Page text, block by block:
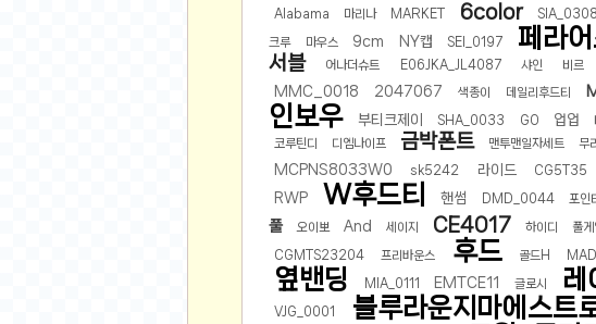
애니메이션
자취 게시판
리그오브레전드
오버워치
요청 게시판
공지사항
스티커 환전소
등업 안내
Alabama
마리나 MARKET 6color SIA_0308
크루 마우스 9cm NY캡 SEI_0197 페라
서블
어나더슈트 E06JKA_JL4087 샤인 비르
MMC_0018 2047067 색종이 데일리후드티
인보우
부티크제이 SHA_0033 GO 업업
코루틴디 디엠나이프 금박폰트 맨투맨일자세트 무
MCPNS8033W0 sk5242 라이드 CG5T35
RWP W후드티 핸썸 DMD_0044 포인
풀
오이뽀 And 세이지 CE4017 하이디 풀게
CGMTS23204 프리바운스 후드 골드H
옆밴딩 MIA_0111 EMTCE11 글로시 레
VJG_0001 블루라운지마에스트